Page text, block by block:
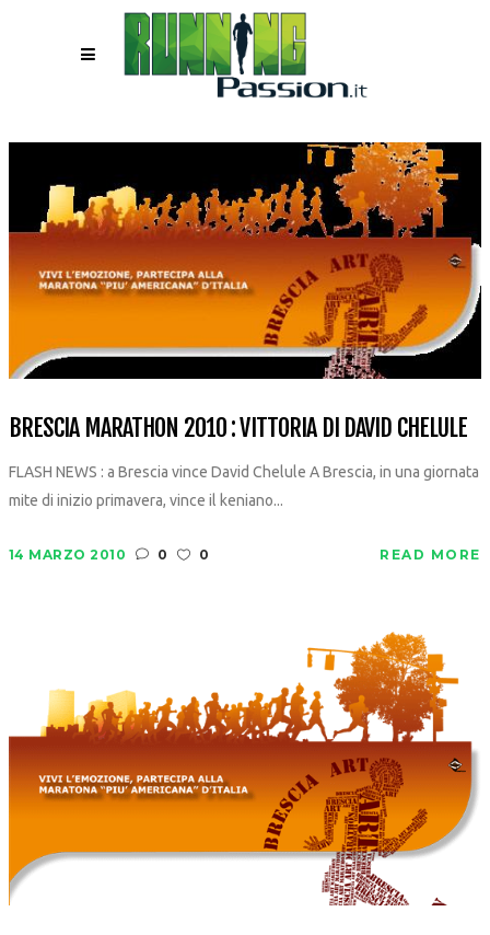
BRESCIA MARATHON 2010 : VITTORIA DI DAVID CHELULE
FLASH NEWS : a Brescia vince David Chelule A Brescia, in una giornata
mite di inizio primavera, vince il keniano...
14 MARZO 2010 0 0 READ MORE